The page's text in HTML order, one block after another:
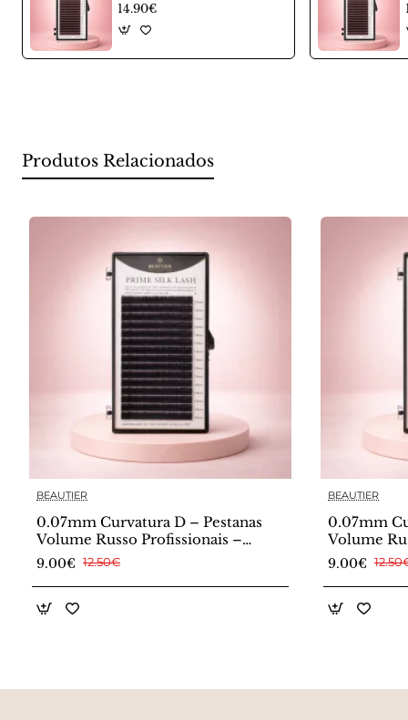
14.90€
Produtos Relacionados
BEAUTIER
0.07mm Curvatura D – Pestanas
Volume Russo Profissionais –
Beautier
9.00€ 12.50€
BEAUTIER
0.07mm
Volume
Beautier
9.00€